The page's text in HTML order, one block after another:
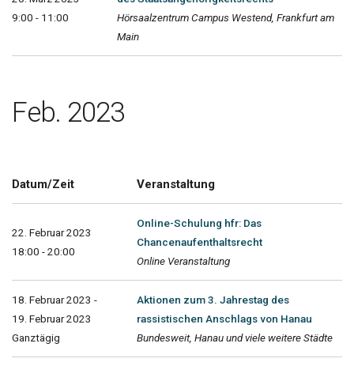
9:00 - 11:00
Hörsaalzentrum Campus Westend, Frankfurt am
Main
Feb. 2023
Datum/Zeit Veranstaltung
22. Februar 2023
18:00 - 20:00
Online-Schulung hfr: Das
Chancenaufenthaltsrecht
Online Veranstaltung
18. Februar 2023 -
19. Februar 2023
Ganztägig
Aktionen zum 3. Jahrestag des
rassistischen Anschlags von Hanau
Bundesweit, Hanau und viele weitere Städte